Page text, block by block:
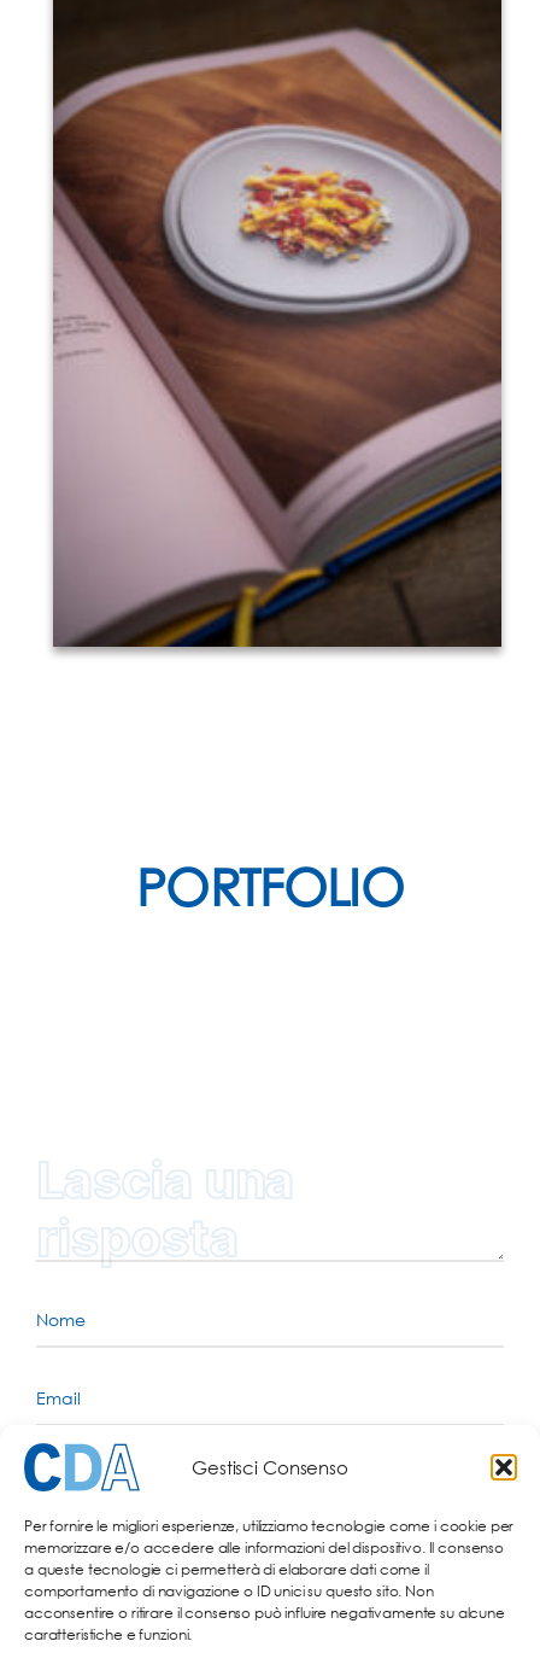
Gestisci Consenso
Per fornire le migliori esperienze, utilizziamo tecnologie come i cookie per
memorizzare e/o accedere alle informazioni del dispositivo. Il consenso
a queste tecnologie ci permetterà di elaborare dati come il
comportamento di navigazione o ID unici su questo sito. Non
acconsentire o ritirare il consenso può influire negativamente su alcune
caratteristiche e funzioni.
PORTFOLIO
Lascia una
risposta